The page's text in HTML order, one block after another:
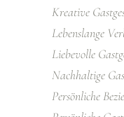
Kreative
Lebenslange
Liebevolle
Nachhaltige
Persönliche